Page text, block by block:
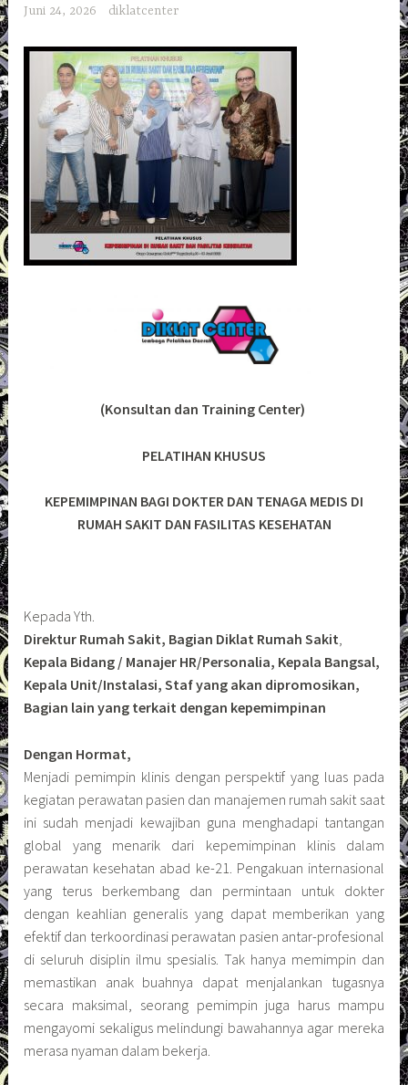
Juni 24, 2026 diklatcenter
(Konsultan dan Training Center)
PELATIHAN KHUSUS
KEPEMIMPINAN BAGI DOKTER DAN TENAGA MEDIS DI
RUMAH SAKIT DAN FASILITAS KESEHATAN
Kepada Yth.
Direktur Rumah Sakit, Bagian Diklat Rumah Sakit,
Kepala Bidang / Manajer HR/Personalia, Kepala Bangsal,
Kepala Unit/Instalasi, Staf yang akan dipromosikan,
Bagian lain yang terkait dengan kepemimpinan
Dengan Hormat,
Menjadi pemimpin klinis dengan perspektif yang luas pada
kegiatan perawatan pasien dan manajemen rumah sakit saat
ini sudah menjadi kewajiban guna menghadapi tantangan
global yang menarik dari kepemimpinan klinis dalam
perawatan kesehatan abad ke-21. Pengakuan internasional
yang terus berkembang dan permintaan untuk dokter
dengan keahlian generalis yang dapat memberikan yang
efektif dan terkoordinasi perawatan pasien antar-profesional
di seluruh disiplin ilmu spesialis. Tak hanya memimpin dan
memastikan anak buahnya dapat menjalankan tugasnya
secara maksimal, seorang pemimpin juga harus mampu
mengayomi sekaligus melindungi bawahannya agar mereka
merasa nyaman dalam bekerja.